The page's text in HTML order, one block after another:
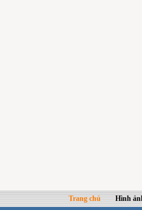
Trang chủ Hình